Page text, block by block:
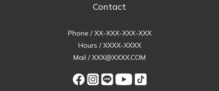
Contact
Phone / XX-XXX-XXX-XXX
Hours / XXXX-XXXX
Mail / XXX@XXXX.COM